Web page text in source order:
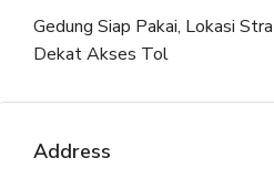
Gedung Siap Pakai, Lokasi
Dekat Akses Tol
Address